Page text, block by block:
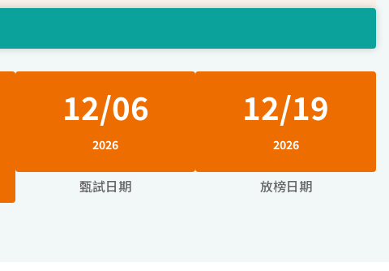
12/06
2026
甄試日期
12/19
2026
放榜日期